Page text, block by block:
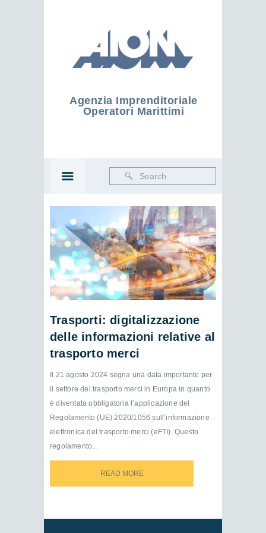
Agenzia Imprenditoriale
Operatori Marittimi
Trasporti: digitalizzazione
delle informazioni relative al
trasporto merci
Il 21 agosto 2024 segna una data importante per
il settore del trasporto merci in Europa in quanto
è diventata obbligatoria l’applicazione del
Regolamento (UE) 2020/1056 sull’informazione
elettronica del trasporto merci (eFTI). Questo
regolamento...
READ MORE